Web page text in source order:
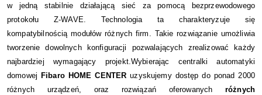
w jedną stabilnie działającą sieć za pomocą bezprzewodowego
protokołu Z-WAVE. Technologia ta charakteryzuje się
kompatybilnością modułów różnych firm. Takie rozwiązanie umożliwia
tworzenie dowolnych konfiguracji pozwalających zrealizować każdy
najbardziej wymagający projekt. Wybierając centralki automatyki
domowej Fibaro HOME CENTER uzyskujemy dostęp do ponad 2000
różnych urządzeń, oraz rozwiązań oferowanych różnych